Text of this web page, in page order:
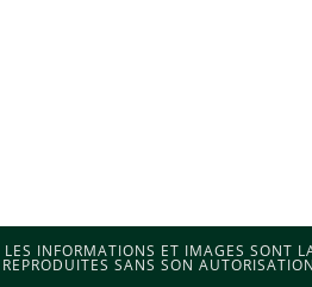
INFORMATIONS ET IMAGES SONT
SANS SON